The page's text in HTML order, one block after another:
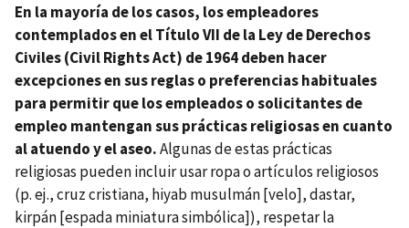
En la mayoría de los casos, los empleadores
contemplados en el Título VII de la Ley de Derechos
Civiles (Civil Rights Act) de 1964 deben hacer
excepciones en sus reglas o preferencias habituales
para permitir que los empleados o solicitantes de
empleo mantengan sus prácticas religiosas en cuanto
al atuendo y el aseo.Algunas de estas prácticas
religiosas pueden incluir usar ropa o artículos religiosos
(p. ej., cruz cristiana, hiyab musulmán [velo], dastar,
kirpán [espada miniatura simbólica]), respetar la